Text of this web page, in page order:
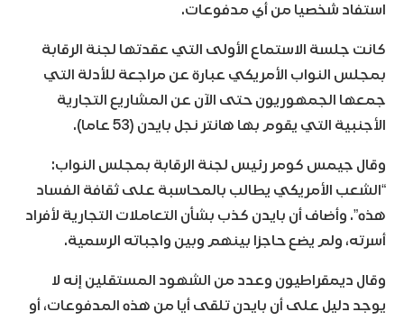
استفاد شخصيا من أي مدفوعات.
كانت جلسة الاستماع الأولى التي عقدتها لجنة الرقابة
بمجلس النواب الأمريكي عبارة عن مراجعة للأدلة التي
جمعها الجمهوريون حتى الآن عن المشاريع التجارية
الأجنبية التي يقوم بها هانتر نجل بايدن (53 عاما).
وقال جيمس كومر رئيس لجنة الرقابة بمجلس النواب:
“الشعب الأمريكي يطالب بالمحاسبة على ثقافة الفساد
هذه”. وأضاف أن بايدن كذب بشأن التعاملات التجارية لأفراد
أسرته، ولم يضع حاجزا بينهم وبين واجباته الرسمية.
وقال ديمقراطيون وعدد من الشهود المستقلين إنه لا
يوجد دليل على أن بايدن تلقى أيا من هذه المدفوعات، أو